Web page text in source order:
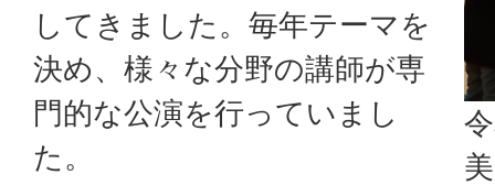
してきました。毎年テーマを
決め、様々な分野の講師が専
門的な公演を行っていまし
た。